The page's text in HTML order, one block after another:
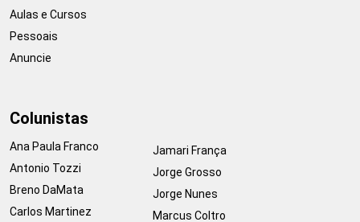
Aulas e Cursos
Pessoais
Anuncie
Colunistas
Ana Paula Franco
Antonio Tozzi
Breno DaMata
Carlos Martinez
Jamari França
Jorge Grosso
Jorge Nunes
Marcus Coltro